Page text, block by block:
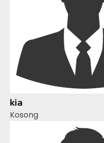
kia
Kosong